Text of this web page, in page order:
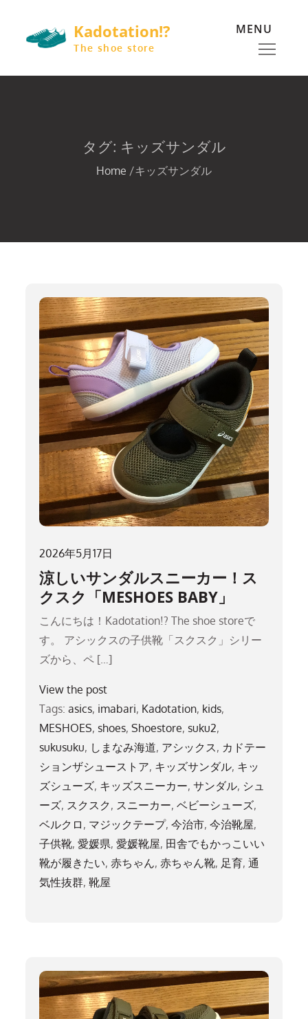
content
Kadotation!?
The shoe store
MENU
タグ: キッズサンダル
Home キッズサンダル
2026年5月17日
涼しいサンダルスニーカー！ス
クスク「MESHOES BABY」
こんにちは！Kadotation!? The shoe storeで
す。 アシックスの子供靴「スクスク」シリー
ズから、ペ […]
View the post
Tags:asics, imabari, Kadotation, kids,
MESHOES,shoes,Shoestore,suku2,
sukusuku, しまなみ海道, アシックス, カドテー
ションザシューストア, キッズサンダル, キッ
ズシューズ, キッズスニーカー,サンダル, シュ
ーズ, スクスク , スニーカー,ベビーシューズ,
ベルクロ , マジックテープ,今治市,今治靴屋,
子供靴,愛媛県,愛媛靴屋, 田舎でもかっこいい
靴が履きたい,赤ちゃん,赤ちゃん靴, 足育,通
気性抜群,靴屋